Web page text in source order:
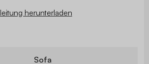
herunterladen
Sofa